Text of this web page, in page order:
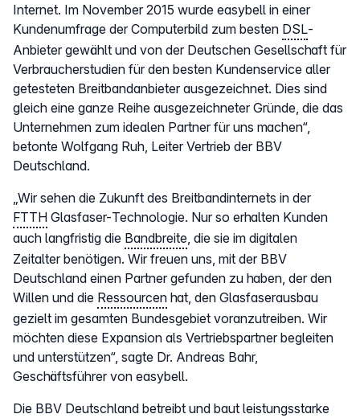
Internet. Im November 2015 wurde easybell in einer
Kundenumfrage der Computerbild zum besten DSL-
Anbieter gewählt und von der Deutschen Gesellschaft für
Verbraucherstudien für den besten Kundenservice aller
getesteten Breitbandanbieter ausgezeichnet. Dies sind
gleich eine ganze Reihe ausgezeichneter Gründe, die das
Unternehmen zum idealen Partner für uns machen“,
betonte Wolfgang Ruh, Leiter Vertrieb der BBV
Deutschland.
„Wir sehen die Zukunft des Breitbandinternets in der
FTTH Glasfaser-Technologie. Nur so erhalten Kunden
auch langfristig die Bandbreite , die sie im digitalen
Zeitalter benötigen. Wir freuen uns, mit der BBV
Deutschland einen Partner gefunden zu haben, der den
Willen und die Ressourcen hat, den Glasfaserausbau
gezielt im gesamten Bundesgebiet voranzutreiben. Wir
möchten diese Expansion als Vertriebspartner begleiten
und unterstützen“, sagte Dr. Andreas Bahr,
Geschäftsführer von easybell.
Die BBV Deutschland betreibt und baut leistungsstarke